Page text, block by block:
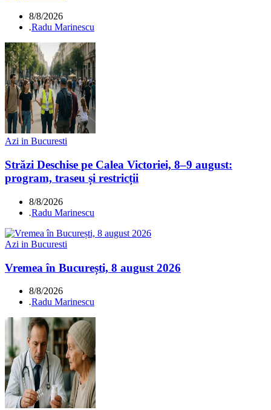
8/8/2026
.Radu Marinescu
Azi in Bucuresti
Străzi Deschise pe Calea Victoriei, 8–9 august:
program, traseu și restricții
8/8/2026
.Radu Marinescu
Azi in Bucuresti
Vremea în București, 8 august 2026
8/8/2026
.Radu Marinescu